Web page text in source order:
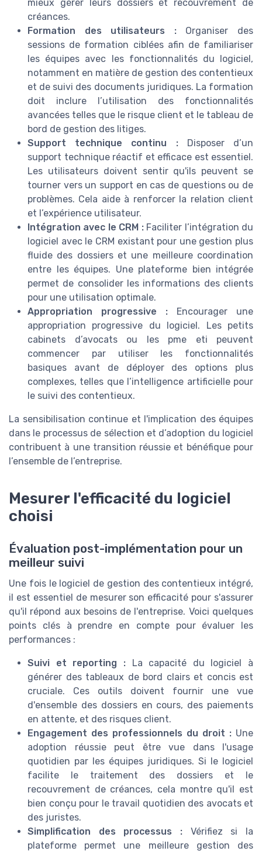
mieux gérer leurs dossiers et recouvrement de
créances.
Formation des utilisateurs :Organiser des
sessions de formation ciblées afin de familiariser
les équipes avec les fonctionnalités du logiciel,
notamment en matière de gestion des contentieux
et de suivi des documents juridiques. La formation
doit inclure l’utilisation des fonctionnalités
avancées telles que le risque client et le tableau de
bord de gestion des litiges.
Support technique continu :Disposer d’un
support technique réactif et efficace est essentiel.
Les utilisateurs doivent sentir qu'ils peuvent se
tourner vers un support en cas de questions ou de
problèmes. Cela aide à renforcer la relation client
et l’expérience utilisateur.
Intégration avec le CRM :Faciliter l’intégration du
logiciel avec le CRM existant pour une gestion plus
fluide des dossiers et une meilleure coordination
entre les équipes. Une plateforme bien intégrée
permet de consolider les informations des clients
pour une utilisation optimale.
Appropriation progressive : Encourager une
appropriation progressive du logiciel. Les petits
cabinets d’avocats ou les pme eti peuvent
commencer par utiliser les fonctionnalités
basiques avant de déployer des options plus
complexes, telles que l’intelligence artificielle pour
le suivi des contentieux.
La sensibilisation continue et l'implication des équipes
dans le processus de sélection et d’adoption du logiciel
contribuent à une transition réussie et bénéfique pour
l’ensemble de l’entreprise.
Mesurer l'efficacité du logiciel
choisi
Évaluation post-implémentation pour un
meilleur suivi
Une fois le logiciel de gestion des contentieux intégré,
il est essentiel de mesurer son efficacité pour s'assurer
qu'il répond aux besoins de l'entreprise. Voici quelques
points clés à prendre en compte pour évaluer les
performances :
Suivi et reporting :La capacité du logiciel à
générer des tableaux de bord clairs et concis est
cruciale. Ces outils doivent fournir une vue
d'ensemble des dossiers en cours, des paiements
en attente, et des risques client.
Engagement des professionnels du droit : Une
adoption réussie peut être vue dans l'usage
quotidien par les équipes juridiques. Si le logiciel
facilite le traitement des dossiers et le
recouvrement de créances, cela montre qu'il est
bien conçu pour le travail quotidien des avocats et
des juristes.
Simplification des processus : Vérifiez si la
plateforme permet une meilleure gestion des